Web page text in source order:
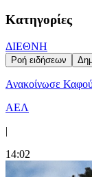
Κατηγορίες
ΔΙΕΘΝΗ
Ροή ειδήσεων
Ανακοίνωσε
ΑΕΛ
|
14:02